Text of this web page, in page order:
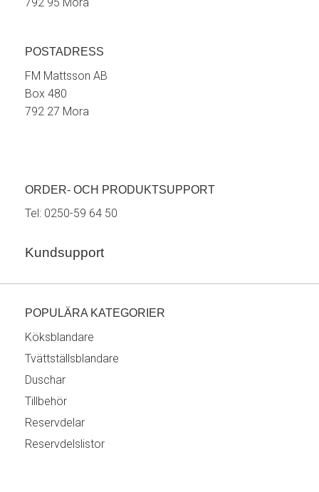
POSTADRESS
FM Mattsson AB
Box 480
792 27 Mora
ORDER- OCH PRODUKTSUPPORT
Tel: 0250-59 64 50
Kundsupport
POPULÄRA KATEGORIER
Köksblandare
Tvättställsblandare
Duschar
Tillbehör
Reservdelar
Reservdelslistor